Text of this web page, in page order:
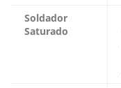
Soldador
Saturado